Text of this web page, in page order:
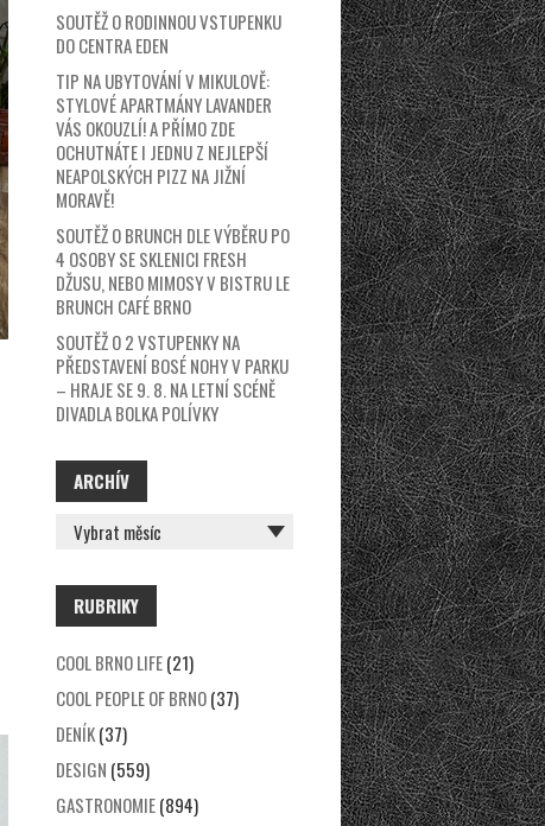
SOUTĚŽ O RODINNOU VSTUPENKU
DO CENTRA EDEN
TIP NA UBYTOVÁNÍ V MIKULOVĚ:
STYLOVÉ APARTMÁNY LAVANDER
VÁS OKOUZLÍ! A PŘÍMO ZDE
OCHUTNÁTE I JEDNU Z NEJLEPŠÍ
NEAPOLSKÝCH PIZZ NA JIŽNÍ
MORAVĚ!
SOUTĚŽ O BRUNCH DLE VÝBĚRU PO
4 OSOBY SE SKLENICI FRESH
DŽUSU, NEBO MIMOSY V BISTRU LE
BRUNCH CAFÉ BRNO
SOUTĚŽ O 2 VSTUPENKY NA
PŘEDSTAVENÍ BOSÉ NOHY V PARKU
– HRAJE SE 9. 8. NA LETNÍ SCÉNĚ
DIVADLA BOLKA POLÍVKY
ARCHÍV
ARCHÍV
RUBRIKY
COOL BRNO LIFE(21)
COOL PEOPLE OF BRNO(37)
DENÍK(37)
DESIGN (559)
GASTRONOMIE(894)